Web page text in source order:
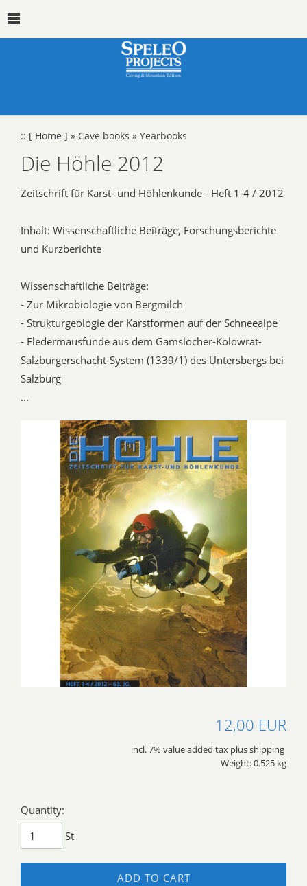
:: [ Home ] » Cave books » Yearbooks
Die Höhle 2012
Zeitschrift für Karst- und Höhlenkunde - Heft 1-4 / 2012
Inhalt: Wissenschaftliche Beiträge, Forschungsberichte
und Kurzberichte
Wissenschaftliche Beiträge:
- Zur Mikrobiologie von Bergmilch
- Strukturgeologie der Karstformen auf der Schneealpe
- Fledermausfunde aus dem Gamslöcher-Kolowrat-
Salzburgerschacht-System (1339/1) des Untersbergs bei
Salzburg
...
12,00 EUR
incl. 7% value added tax plus shipping
Weight: 0.525 kg
Quantity:
St
ADD TO CART